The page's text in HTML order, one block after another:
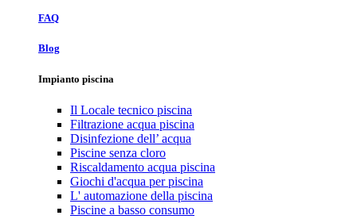
FAQ
Blog
Impianto piscina
Il Locale tecnico piscina
Filtrazione acqua piscina
Disinfezione dell’ acqua
Piscine senza cloro
Riscaldamento acqua piscina
Giochi d'acqua per piscina
L' automazione della piscina
Piscine a basso consumo